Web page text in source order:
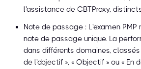
l'assistance de CBTProxy,
Note de passage : L'examen
note de passage unique. La
dans différents domaines,
de l'objectif », « Objectif » ou « En